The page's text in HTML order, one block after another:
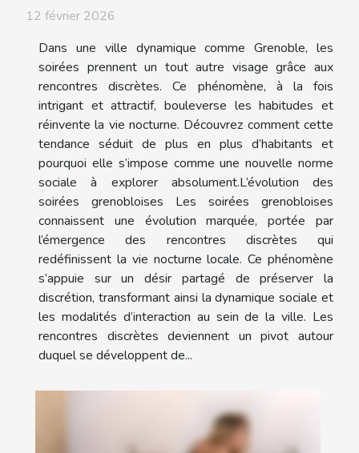
12 février 2026
Dans une ville dynamique comme Grenoble, les
soirées prennent un tout autre visage grâce aux
rencontres discrètes. Ce phénomène, à la fois
intrigant et attractif, bouleverse les habitudes et
réinvente la vie nocturne. Découvrez comment cette
tendance séduit de plus en plus d’habitants et
pourquoi elle s’impose comme une nouvelle norme
sociale à explorer absolument.L’évolution des
soirées grenobloises Les soirées grenobloises
connaissent une évolution marquée, portée par
l’émergence des rencontres discrètes qui
redéfinissent la vie nocturne locale. Ce phénomène
s’appuie sur un désir partagé de préserver la
discrétion, transformant ainsi la dynamique sociale et
les modalités d’interaction au sein de la ville. Les
rencontres discrètes deviennent un pivot autour
duquel se développent de...